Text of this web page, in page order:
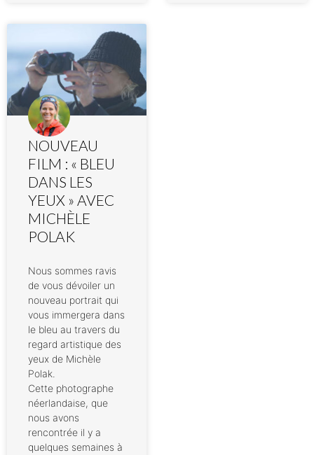
NOUVEAU
FILM : « BLEU
DANS LES
YEUX » AVEC
MICHÈLE
POLAK
Nous sommes ravis
de vous dévoiler un
nouveau portrait qui
vous immergera dans
le bleu au travers du
regard artistique des
yeux de Michèle
Polak.
Cette photographe
néerlandaise, que
nous avons
rencontrée il y a
quelques semaines à